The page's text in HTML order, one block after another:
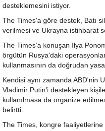
desteklemesini istiyor.
The Times'a göre destek, Batı
verilmesi ve Ukrayna istihbarat
The Times’a konuşan Ilya
örgütün Rusya'daki
kullanmasının da doğrudan
Kendisi aynı zamanda ABD'nin
Vladimir Putin'i destekleyen
kullanılmasa da organize
belirtti.
The Times, kongre faaliyetlerine